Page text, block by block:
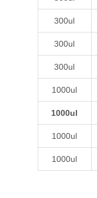
300ul
300ul
300ul
1000ul
1000ul
1000ul
1000ul